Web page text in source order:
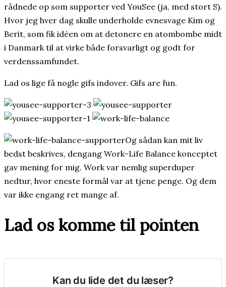
rådnede op som supporter ved YouSee (ja, med stort S).
Hvor jeg hver dag skulle underholde evnesvage Kim og
Berit, som fik idéen om at detonere en atombombe midt
i Danmark til at virke både forsvarligt og godt for
verdenssamfundet.
Lad os lige få nogle gifs indover. Gifs are fun.
Og sådan kan mit liv
bedst beskrives, dengang Work-Life Balance konceptet
gav mening for mig. Work var nemlig superduper
nedtur, hvor eneste formål var at tjene penge. Og dem
var ikke engang ret mange af.
Lad os komme til pointen
Kan du lide det du læser?